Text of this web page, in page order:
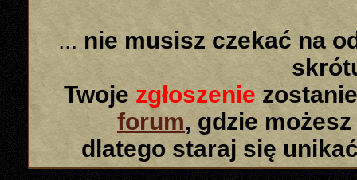
... nie musisz czekać na
Twoje zgłoszenie
forum, gdzie
dlatego staraj się